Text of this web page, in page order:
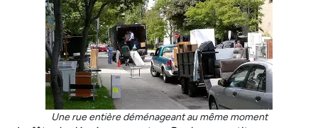
Une rue entière déménageant au même moment